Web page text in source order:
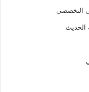
التخصصي
الحديث